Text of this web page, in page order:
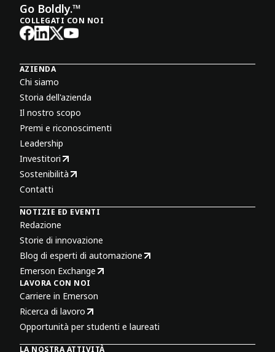
Go Boldly.™
COLLEGATI CON NOI
AZIENDA
Chi siamo
Storia dell'azienda
Il nostro scopo
Premi e riconoscimenti
Leadership
Investitori
Sostenibilità
Contatti
NOTIZIE ED EVENTI
Redazione
Storie di innovazione
Blog di esperti di automazione
Emerson Exchange
LAVORA CON NOI
Carriere in Emerson
Ricerca di lavoro
Opportunità per studenti e laureati
LA NOSTRA ATTIVITÀ